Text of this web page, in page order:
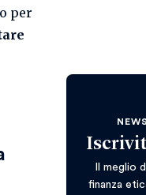
per
Il meglio
finanza